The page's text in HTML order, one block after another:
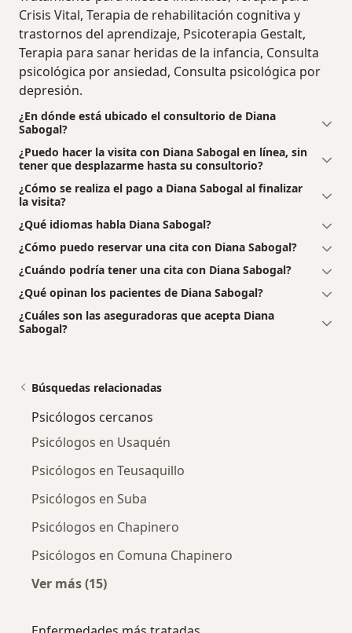
Crisis Vital, Terapia de rehabilitación cognitiva y
trastornos del aprendizaje, Psicoterapia Gestalt,
Terapia para sanar heridas de la infancia, Consulta
psicológica por ansiedad, Consulta psicológica por
depresión.
¿En dónde está ubicado el consultorio de Diana
Sabogal?
¿Puedo hacer la visita con Diana Sabogal en línea, sin
tener que desplazarme hasta su consultorio?
¿Cómo se realiza el pago a Diana Sabogal al finalizar
la visita?
¿Qué idiomas habla Diana Sabogal?
¿Cómo puedo reservar una cita con Diana Sabogal?
¿Cuándo podría tener una cita con Diana Sabogal?
¿Qué opinan los pacientes de Diana Sabogal?
¿Cuáles son las aseguradoras que acepta Diana
Sabogal?
Búsquedas relacionadas
Psicólogos cercanos
Psicólogos en Usaquén
Psicólogos en Teusaquillo
Psicólogos en Suba
Psicólogos en Chapinero
Psicólogos en Comuna Chapinero
Ver más (15)